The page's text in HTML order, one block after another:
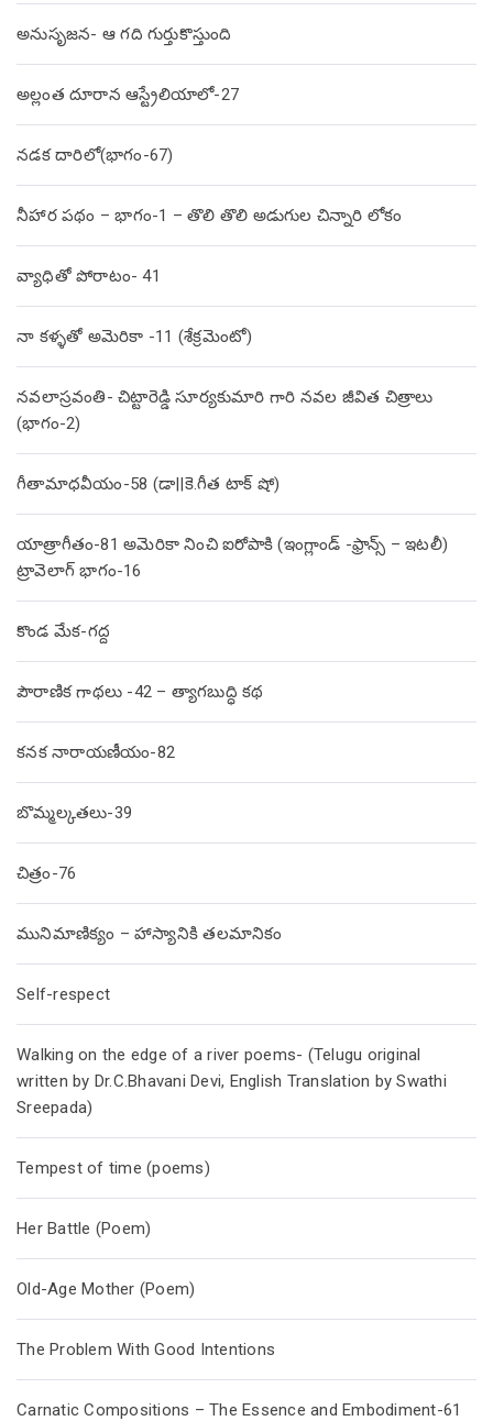
అనుసృజన- ఆ గది గుర్తుకొస్తుంది
అల్లంత దూరాన ఆస్ట్రేలియాలో-27
నడక దారిలో(భాగం-67)
నీహార పథం – భాగం-1 – తొలి తొలి అడుగుల చిన్నారి లోకం
వ్యాధితో పోరాటం- 41
నా కళ్ళతో అమెరికా -11 (శేక్రమెంటో)
నవలాస్రవంతి- చిట్టారెడ్డి సూర్యకుమారి గారి నవల జీవిత చిత్రాలు
(భాగం-2)
గీతామాధవీయం-58 (డా||కె.గీత టాక్ షో)
యాత్రాగీతం-81 అమెరికా నించి ఐరోపాకి (ఇంగ్లాండ్ -ఫ్రాన్స్ – ఇటలీ)
ట్రావెలాగ్ భాగం-16
కొండ మేక-గద్ద
పౌరాణిక గాథలు -42 – త్యాగబుద్ధి కథ
కనక నారాయణీయం-82
బొమ్మల్కతలు-39
చిత్రం-76
మునిమాణిక్యం – హాస్యానికి తలమానికం
Self-respect
Walking on the edge of a river poems- (Telugu original
written by Dr.C.Bhavani Devi, English Translation by Swathi
Sreepada)
Tempest of time (poems)
Her Battle (Poem)
Old-Age Mother (Poem)
The Problem With Good Intentions
Carnatic Compositions – The Essence and Embodiment-61